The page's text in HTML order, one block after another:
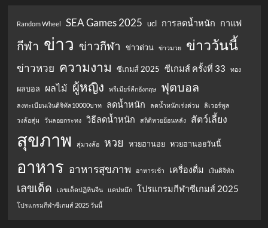
Random Wheel SEA Games 2025 ucl การลดน้ำหนัก กาแฟ
กีฬา ข่าว ข่าวกีฬา ข่าวด่วน ข่าวมวย ข่าววันนี้
ข่าวหวย ความงาม ซีเกมส์ 2025 ซีเกมส์ ครั้งที่ 33 ทอง
ผลบอล ผลไม้ ผู้หญิง พรีเมียร์ลีกอังกฤษ ฟุตบอล
ลงทะเบียนเงินดิจิทัล10000บาท ลดน้ำหนัก ลดน้ำหนักเร่งด่วน
ลิเวอร์พูล
วงล้อสุ่ม
วันลอยกระทง วิธีลดน้ำหนัก สถิติหวยย้อนหลัง สัตว์เลี้ยง
สุขภาพ สุ่มวงล้อ หวย หวยฮานอย หวยฮานอยวันนี้
อาหาร อาหารสุขภาพ อาหารเช้า เครื่องดื่ม เงินดิจิทัล
เลขเด็ด เลขเด็ดปฏิทินจีน แคปหมึก โปรแกรมกีฬาซีเกมส์ 2025
โปรแกรมกีฬาซีเกมส์ 2025 วันนี้